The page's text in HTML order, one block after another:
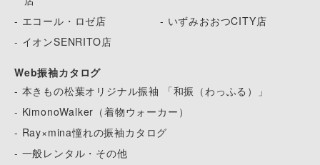
- エコール・ロゼ店
- いずみおおつCITY店
- イオンSENRITO店
Web振袖カタログ
- 本きもの松葉オリジナル振袖 「和振（わっふる）」
- KimonoWalker（着物ウォーカー）
- Ray×mina憧れの振袖カタログ
- 一般レンタル・その他